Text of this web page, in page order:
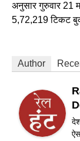
अनुसार गुरुवार 21
5,72,219 टिकट
Author